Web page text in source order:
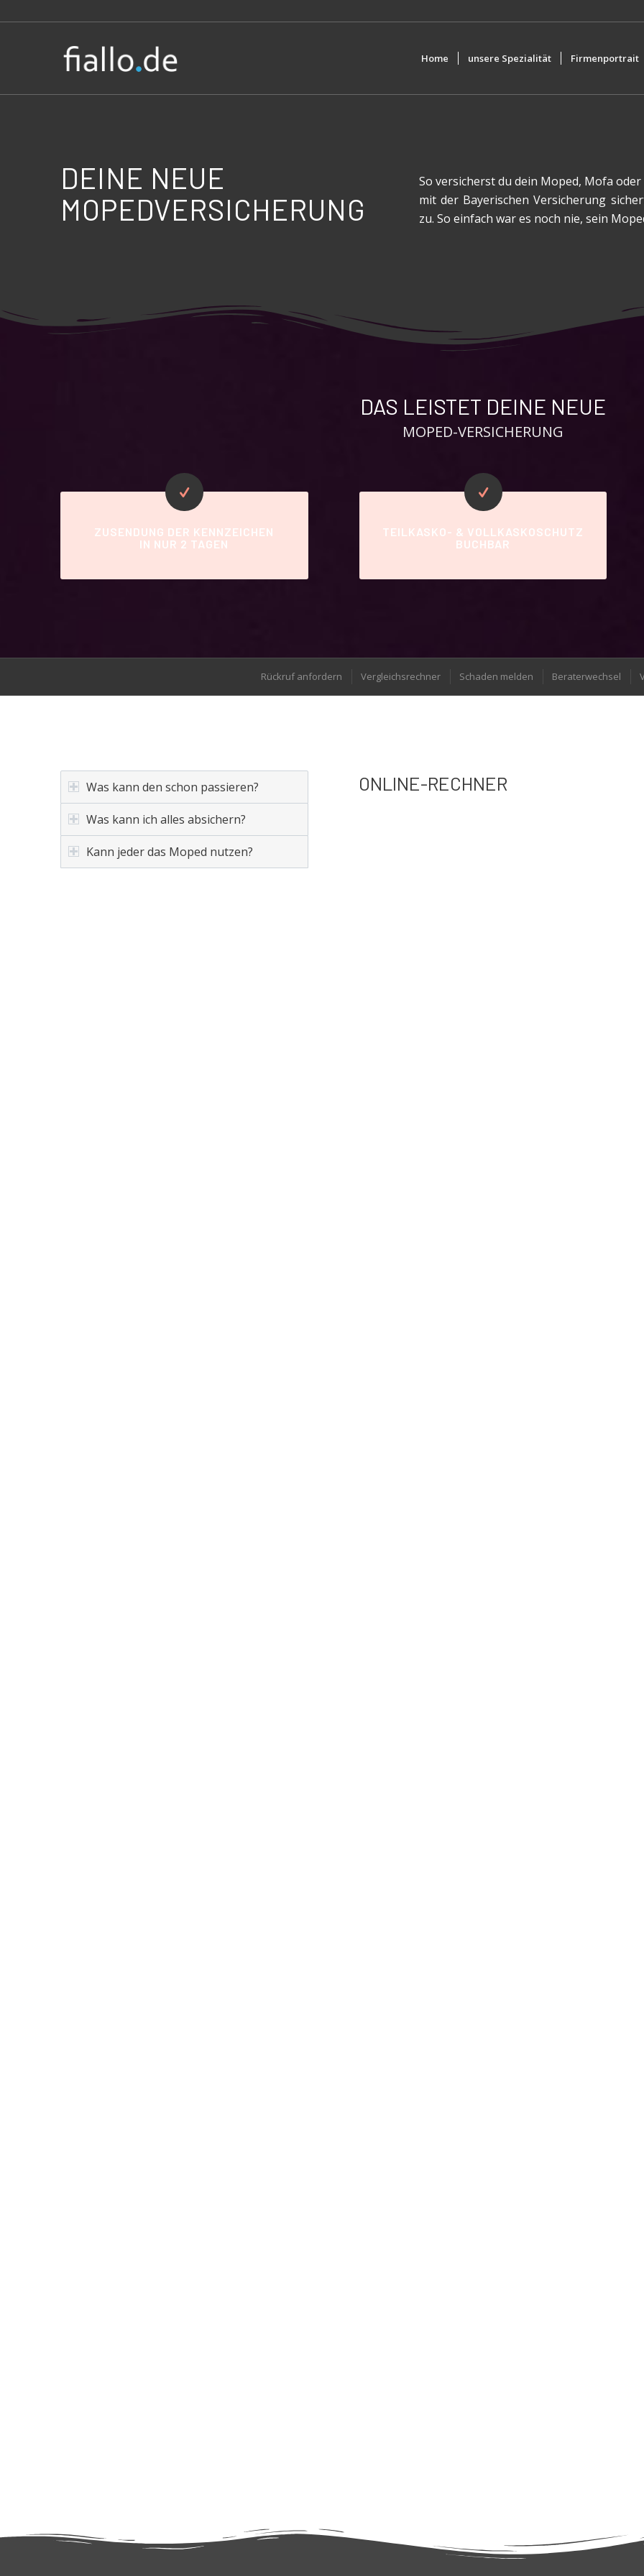
Home unsere Spezialität Firmenportrait
DEINE NEUE
MOPEDVERSICHERUNG
So versicherst du dein Moped, Mofa
mit der Bayerischen Versicherung
zu. So einfach war es noch nie, sein
DAS LEISTET DEINE NEUE
MOPED-VERSICHERUNG
ZUSENDUNG DER KENNZEICHEN
IN NUR 2 TAGEN
TEILKASKO- & VOLLKASKOSCHUTZ
BUCHBAR
Rückruf anfordern Vergleichsrechner Schaden melden Beraterwechsel
Was kann den schon passieren?
Was kann ich alles absichern?
Kann jeder das Moped nutzen?
ONLINE-RECHNER